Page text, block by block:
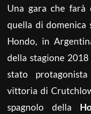
Una gara che farà
quella di domenica
Hondo, in
della stagione
stato
vittoria di
spagnolo della